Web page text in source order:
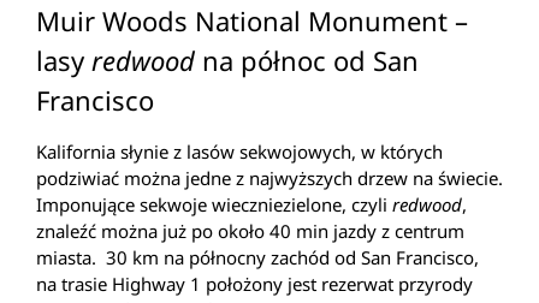
Muir Woods National Monument –
lasy redwood na północ od San
Francisco
Kalifornia słynie z lasów sekwojowych, w których
podziwiać można jedne z najwyższych drzew na świecie.
Imponujące sekwoje wieczniezielone, czyli redwood,
znaleźć można już po około 40 min jazdy z centrum
miasta. 30 km na północny zachód od San Francisco,
na trasie Highway 1 położony jest rezerwat przyrody